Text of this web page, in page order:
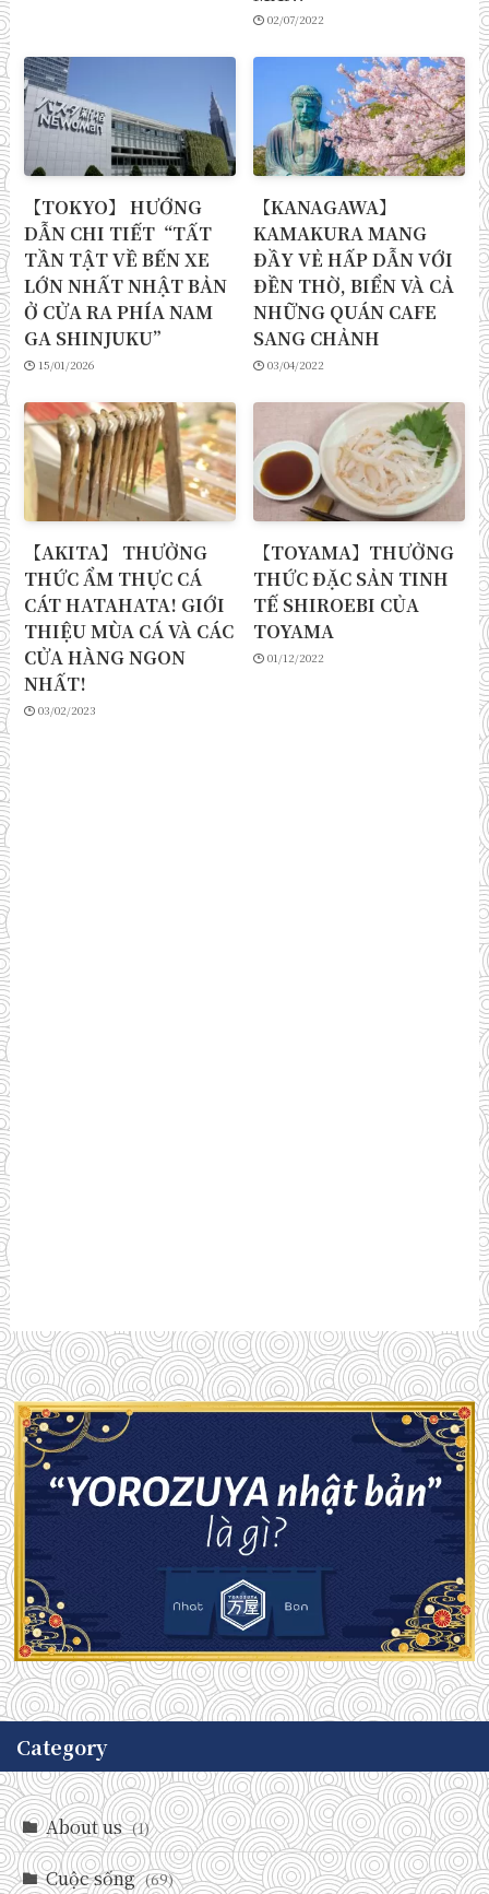
02/07/2022
【TOKYO】 HƯỚNG
DẪN CHI TIẾT “TẤT
TẦN TẬT VỀ BẾN XE
LỚN NHẤT NHẬT BẢN
Ở CỬA RA PHÍA NAM
GA SHINJUKU”
15/01/2026
【KANAGAWA】
KAMAKURA MANG
ĐẦY VẺ HẤP DẪN VỚI
ĐỀN THỜ, BIỂN VÀ CẢ
NHỮNG QUÁN CAFE
SANG CHẢNH
03/04/2022
【AKITA】 THƯỞNG
THỨC ẨM THỰC CÁ
CÁT HATAHATA! GIỚI
THIỆU MÙA CÁ VÀ CÁC
CỬA HÀNG NGON
NHẤT!
03/02/2023
【TOYAMA】THƯỞNG
THỨC ĐẶC SẢN TINH
TẾ SHIROEBI CỦA
TOYAMA
01/12/2022
Category
About us (1)
Cuộc sống (69)